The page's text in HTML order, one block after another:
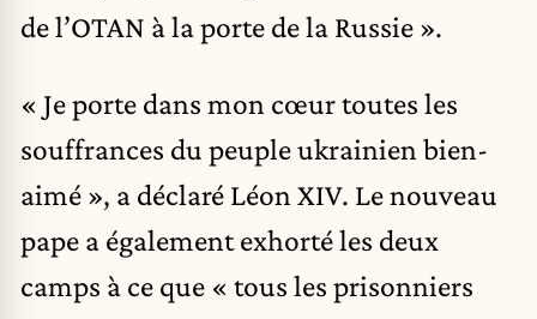
de l’OTAN à la porte de la Russie ».
« Je porte dans mon cœur toutes les
souffrances du peuple ukrainien bien-
aimé », a déclaré Léon XIV. Le nouveau
pape a également exhorté les deux
camps à ce que « tous les prisonniers